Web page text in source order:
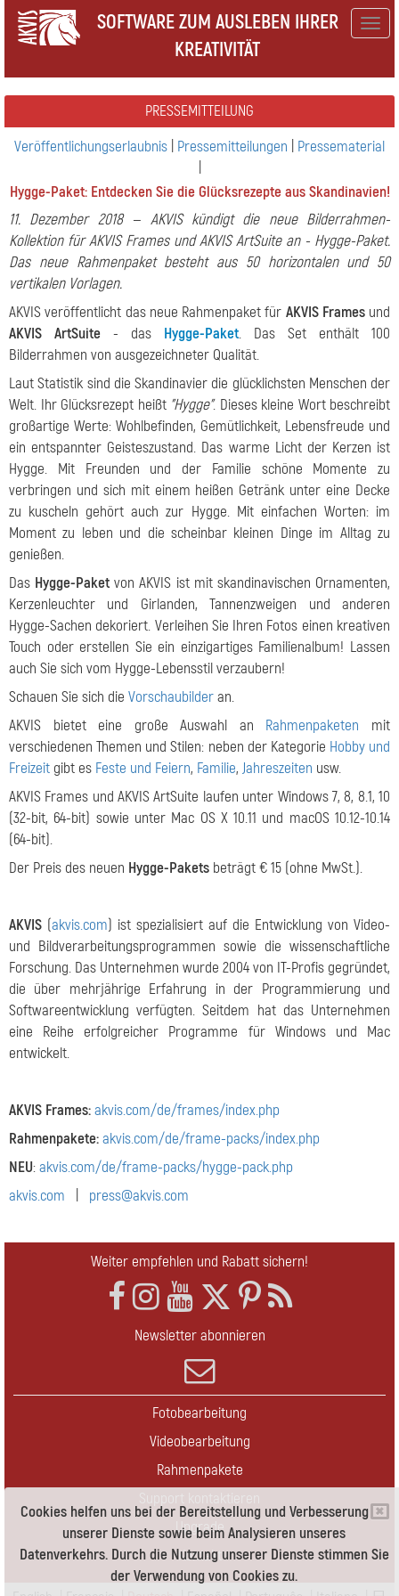
Cookies helfen uns bei der Bereitstellung und Verbesserung
unserer Dienste sowie beim Analysieren unseres
Datenverkehrs. Durch die Nutzung unserer Dienste stimmen Sie
der Verwendung von Cookies zu.
SOFTWARE ZUM AUSLEBEN IHRER
KREATIVITÄT
PRESSEMITTEILUNG
Veröffentlichungserlaubnis Pressemitteilungen
Pressematerial
Hygge-Paket: Entdecken Sie die Glücksrezepte aus Skandinavien!
11. Dezember 2018 — AKVIS kündigt die neue Bilderrahmen-
Kollektion für AKVIS Frames und AKVIS ArtSuite an - Hygge-Paket.
Das neue Rahmenpaket besteht aus 50 horizontalen und 50
vertikalen Vorlagen.
AKVIS veröffentlicht das neue Rahmenpaket für AKVIS Framesund
AKVIS ArtSuite - das Hygge-Paket. Das Set enthält 100
Bilderrahmen von ausgezeichneter Qualität.
Laut Statistik sind die Skandinavier die glücklichsten Menschen der
Welt. Ihr Glücksrezept heißt "Hygge". Dieses kleine Wort beschreibt
großartige Werte: Wohlbefinden, Gemütlichkeit, Lebensfreude und
ein entspannter Geisteszustand. Das warme Licht der Kerzen ist
Hygge. Mit Freunden und der Familie schöne Momente zu
verbringen und sich mit einem heißen Getränk unter eine Decke
zu kuscheln gehört auch zur Hygge. Mit einfachen Worten: im
Moment zu leben und die scheinbar kleinen Dinge im Alltag zu
genießen.
Das Hygge-Paket von AKVIS ist mit skandinavischen Ornamenten,
Kerzenleuchter und Girlanden, Tannenzweigen und anderen
Hygge-Sachen dekoriert. Verleihen Sie Ihren Fotos einen kreativen
Touch oder erstellen Sie ein einzigartiges Familienalbum! Lassen
auch Sie sich vom Hygge-Lebensstil verzaubern!
Schauen Sie sich die Vorschaubilderan.
AKVIS bietet eine große Auswahl an Rahmenpaketen mit
verschiedenen Themen und Stilen: neben der Kategorie Hobby und
Freizeit gibt es Feste und Feiern, Familie, Jahreszeiten usw.
AKVIS Frames und AKVIS ArtSuite laufen unter Windows 7, 8, 8.1, 10
(32-bit, 64-bit) sowie unter Mac OS X 10.11 und macOS 10.12-10.14
(64-bit).
Der Preis des neuen Hygge-Pakets beträgt € 15 (ohne MwSt.).
AKVIS (akvis.com) ist spezialisiert auf die Entwicklung von Video-
und Bildverarbeitungsprogrammen sowie die wissenschaftliche
Forschung. Das Unternehmen wurde 2004 von IT-Profis gegründet,
die über mehrjährige Erfahrung in der Programmierung und
Softwareentwicklung verfügten. Seitdem hat das Unternehmen
eine Reihe erfolgreicher Programme für Windows und Mac
entwickelt.
AKVIS Frames:akvis.com/de/frames/index.php
Rahmenpakete:akvis.com/de/frame-packs/index.php
NEU:akvis.com/de/frame-packs/hygge-pack.php
akvis.com
press@akvis.com
Weiter empfehlen und Rabatt sichern!
Newsletter abonnieren
Fotobearbeitung
Videobearbeitung
Rahmenpakete
Upgrade
Kontakt